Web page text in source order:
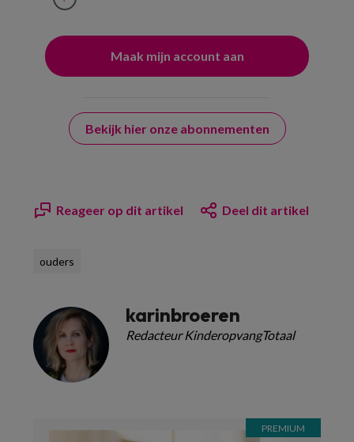
Bekijk hier onze abonnementen
Reageer op dit artikel Deel dit artikel
ouders
karinbroeren
Redacteur KinderopvangTotaal